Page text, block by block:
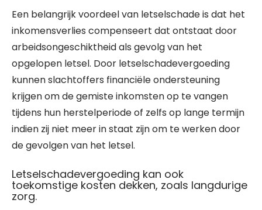
Een belangrijk voordeel van letselschade is dat het
inkomensverlies compenseert dat ontstaat door
arbeidsongeschiktheid als gevolg van het
opgelopen letsel. Door letselschadevergoeding
kunnen slachtoffers financiële ondersteuning
krijgen om de gemiste inkomsten op te vangen
tijdens hun herstelperiode of zelfs op lange termijn
indien zij niet meer in staat zijn om te werken door
de gevolgen van het letsel.
Letselschadevergoeding kan ook
toekomstige kosten dekken, zoals langdurige
zorg.